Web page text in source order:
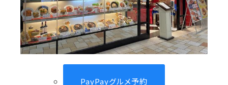
PayPayグルメ予約